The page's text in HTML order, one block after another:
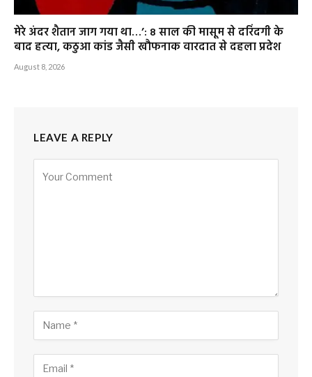
मेरे अंदर शैतान जाग गया था…’: 8 साल की मासूम से दरिंदगी के
बाद हत्या, कठुआ कांड जैसी खौफनाक वारदात से दहला प्रदेश
August 8, 2026
LEAVE A REPLY